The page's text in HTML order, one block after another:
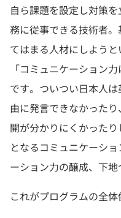
自ら課題を設定し対策
務に従事できる技術者
てはまる人材にしようと
「コミュニケーション
です。ついつい日本人
由に発言できなかった
開が分かりにくかった
となるコミュニケーシ
ーション力の醸成、下地
これがプログラムの全体